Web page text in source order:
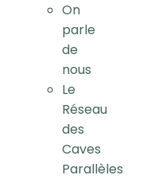
On
parle
de
nous
Le
Réseau
des
Caves
Parallèles